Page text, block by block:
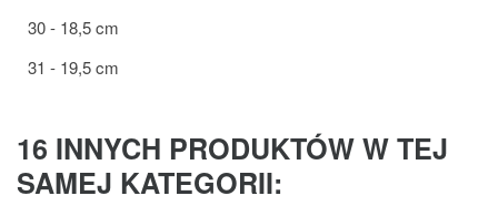
30 - 18,5 cm
31 - 19,5 cm
16 INNYCH PRODUKTÓW W TEJ
SAMEJ KATEGORII: